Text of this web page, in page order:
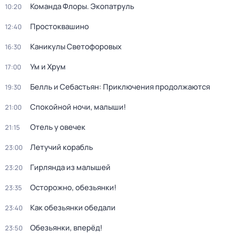
10:20 Команда Флоры. Экопатруль
12:40 Простоквашино
16:30 Каникулы Светофоровых
17:00 Ум и Хрум
19:30 Белль и Себастьян: Приключения продолжаются
21:00 Спокойной ночи, малыши!
21:15 Отель у овечек
23:00 Летучий корабль
23:20 Гирлянда из малышей
23:35 Осторожно, обезьянки!
23:40 Как обезьянки обедали
23:50 Обезьянки, вперёд!